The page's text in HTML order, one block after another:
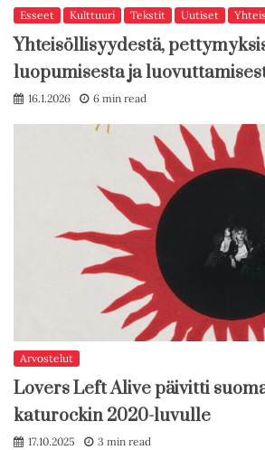
Esseet Kulttuuri Tekstit Uutiset
Yhteisöllisyydestä,
luopumisesta ja
16.1.2026 6 min read
Arvostelut
Lovers Left Alive päivitti
katurockin 2020-luvulle
17.10.2025 3 min read